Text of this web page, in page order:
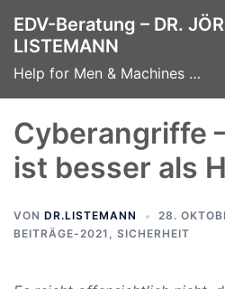
Inhalt
springen
EDV-Beratung – DR.
LISTEMANN
Help for Men & Machines …
Cyberangriffe
ist besser als
VON DR.LISTEMANN
28.
BEITRÄGE-2021 , SICHERHEIT